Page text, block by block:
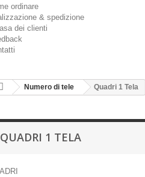
ordinare
& spedizione
dei clienti
Numero di tele Quadri 1 Tela
QUADRI 1 TELA